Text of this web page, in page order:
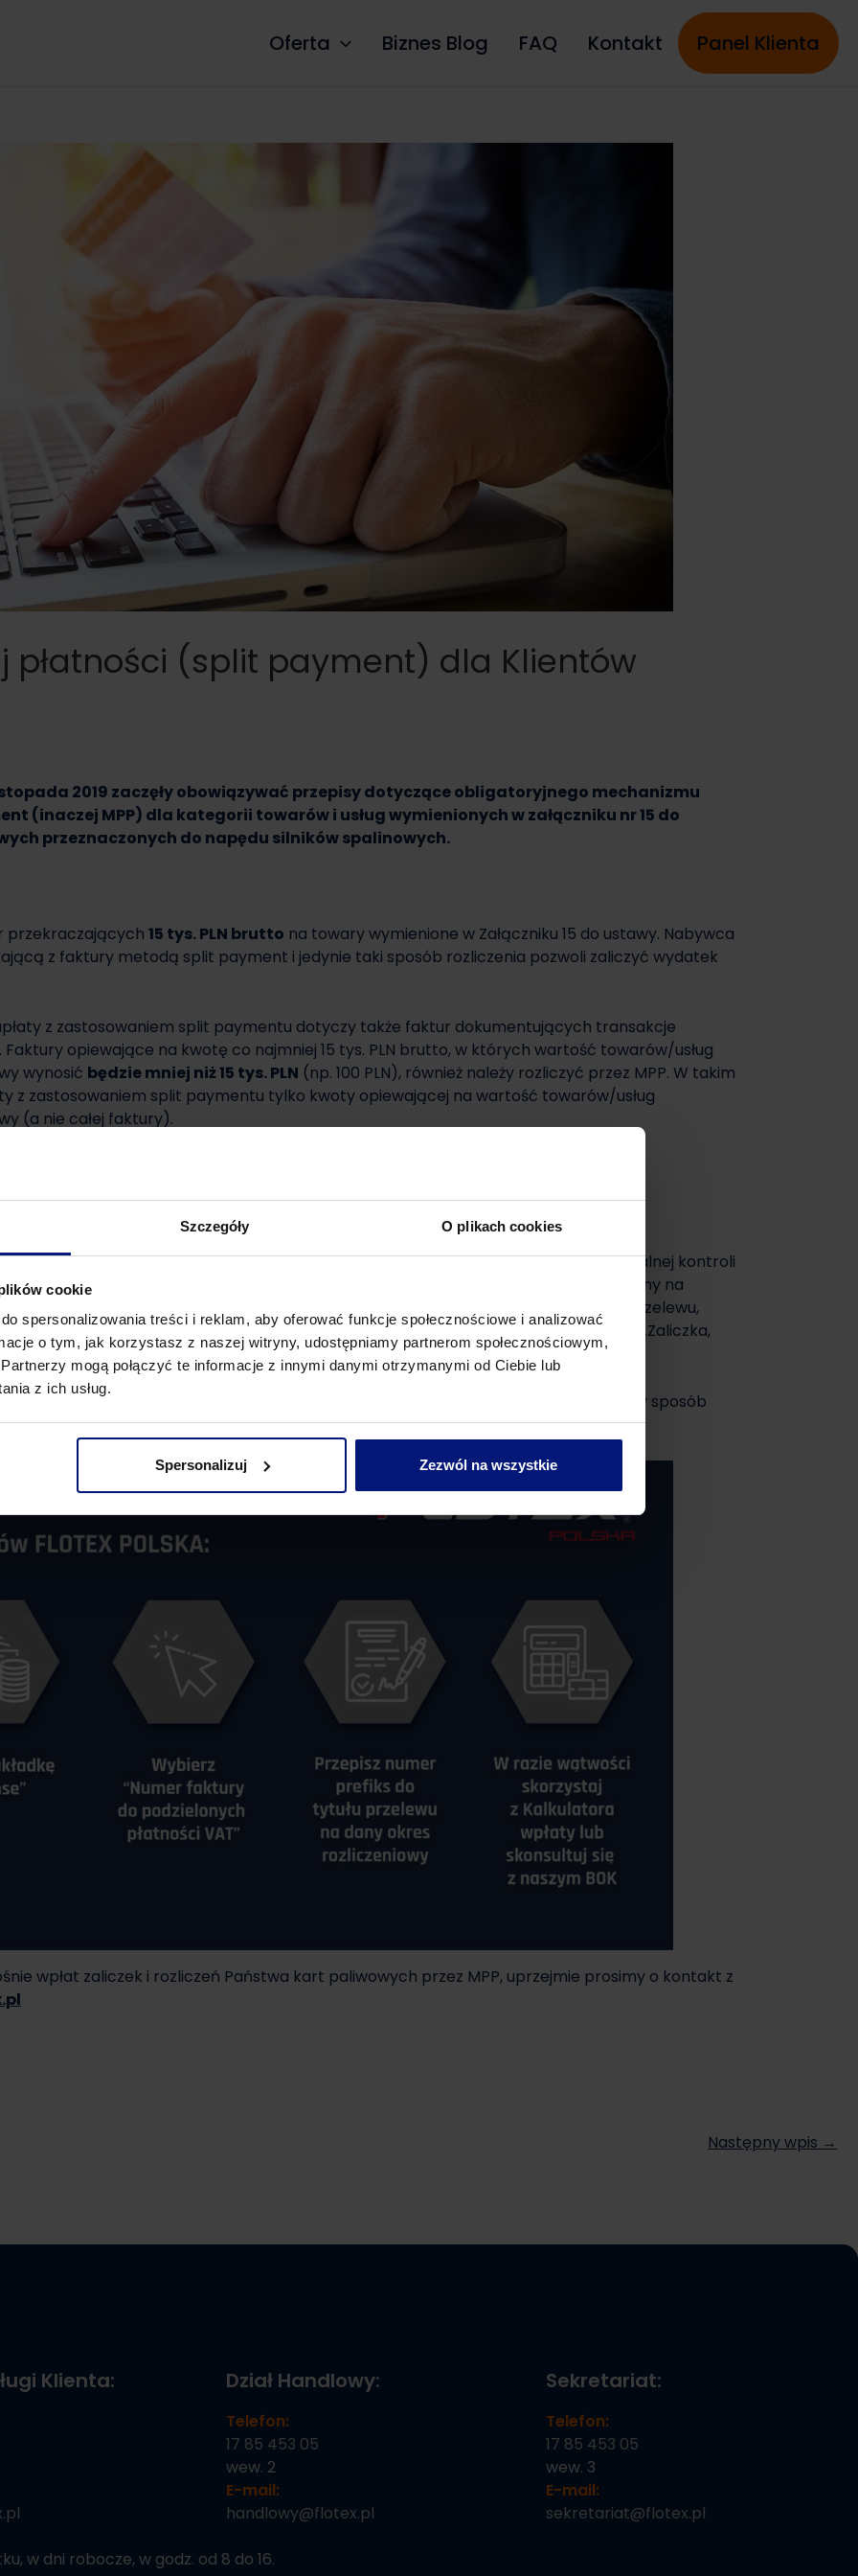
Szczegóły O plikach cookies
cookie
spersonalizowania treści i reklam, aby oferować funkcje społecznościowe i analizować
o tym, jak korzystasz z naszej witryny, udostępniamy partnerom społecznościowym,
mogą połączyć te informacje z innymi danymi otrzymanymi od Ciebie lub
z ich usług.
Spersonalizuj Zezwól na wszystkie
Oferta Biznes Blog FAQ Kontakt Panel Klienta
płatności (split payment) dla Klientów
2019 zaczęły obowiązywać przepisy dotyczące obligatoryjnego mechanizmu
(inaczej MPP) dla kategorii towarów i usług wymienionych w załączniku nr 15 do
przeznaczonych do napędu silników spalinowych.
przekraczających 15 tys. PLN brutto na towary wymienione w Załączniku 15 do ustawy. Nabywca
z faktury metodą split payment i jedynie taki sposób rozliczenia pozwoli zaliczyć wydatek
z zastosowaniem split paymentu dotyczy także faktur dokumentujących transakcje
opiewające na kwotę co najmniej 15 tys. PLN brutto, w których wartość towarów/usług
wynosić będzie mniej niż 15 tys. PLN (np. 100 PLN), również należy rozliczyć przez MPP. W takim
z zastosowaniem split paymentu tylko kwoty opiewającej na wartość towarów/usług
(a nie całej faktury).
możliwych sankcji za niestosowanie się do przepisów, można znaleźć
ma na celu uporządkowanie dokonywania wpłat zaliczek tak, aby podczas ewentualnej kontroli
której faktury dotyczyła wpłata. Każdego pierwszego dnia miesiąca generujemy na
numer prefiks odpowiadający numerowi wystawionej później faktury. Dokonując przelewu,
wygenerowany dla Państwa indywidualny numer prefiks, zgodnie z przykładem: „Zaliczka,
dodatkowo narzędzie
, dzięki któremu mogą Państwo w łatwy sposób
stawki oprocentowania VAT, należy uregulować metodą MPP.
wpłat zaliczek i rozliczeń Państwa kart paliwowych przez MPP, uprzejmie prosimy o kontakt z
Następny wpis →
Klienta: Dział Handlowy:
Telefon:
17 85 453 05
wew. 2
E-mail:
handlowy@flotex.pl
Sekretariat:
Telefon:
17 85 453 05
wew. 3
E-mail:
sekretariat@flotex.pl
w dni robocze, w godz. od 8 do 16.